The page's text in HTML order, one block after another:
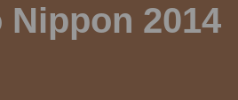
Nippon 2014